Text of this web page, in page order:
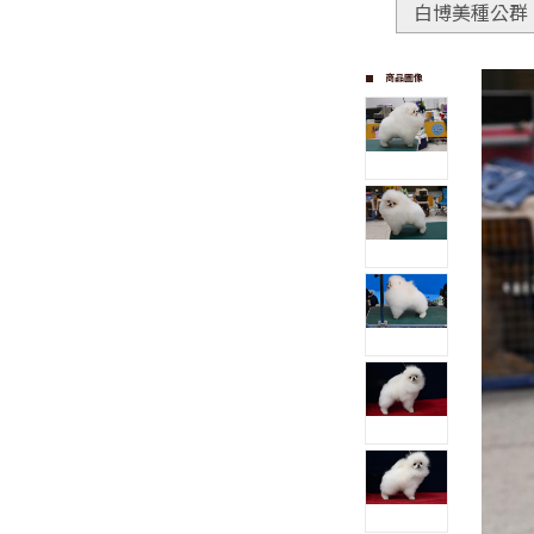
白博美種公群
商品圖像